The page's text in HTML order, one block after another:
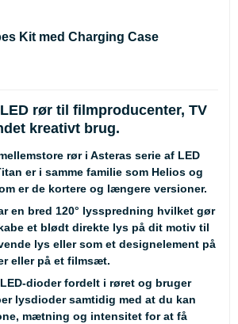
Kit med Charging Case
rør til filmproducenter, TV
kreativt brug.
rør i Asteras serie af LED
er i samme familie som Helios og
er de kortere og længere versioner.
en bred 120° lysspredning hvilket gør
et blødt direkte lys på dit motiv til
lys eller som et designelement på
eller på et filmsæt.
dioder fordelt i røret og bruger
lysdioder samtidig med at du kan
mætning og intensitet for at få